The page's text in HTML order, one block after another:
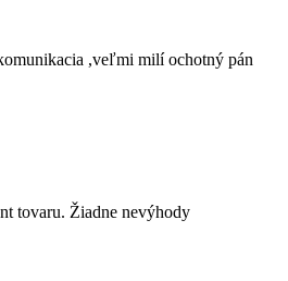
,veľmi milí ochotný pán
tovaru. Žiadne nevýhody